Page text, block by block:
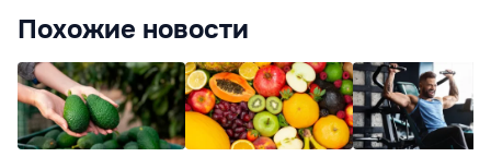
Похожие новости